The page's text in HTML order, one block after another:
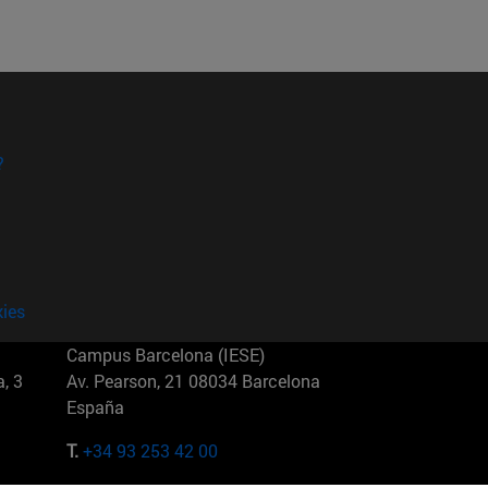
3
Campus Barcelona (IESE)
Av. Pearson, 21 08034 Barcelona
España
T.+34 93 253 42 00